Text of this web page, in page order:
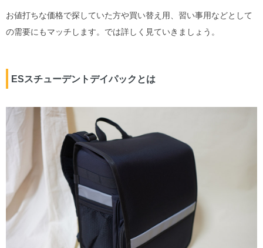
お値打ちな価格で探していた方や買い替え用、習い事用などとして
の需要にもマッチします。では詳しく見ていきましょう。
ESスチューデントデイパックとは